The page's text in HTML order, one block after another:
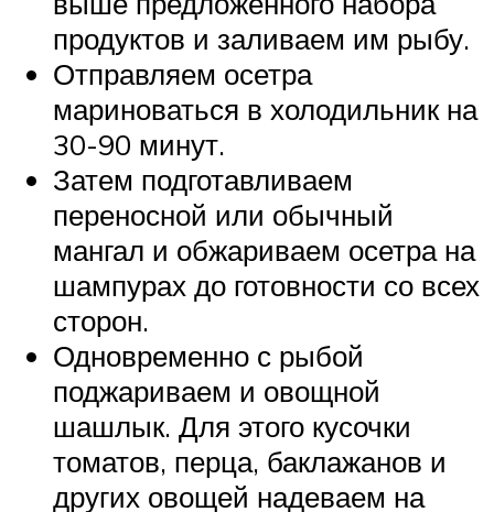
продуктов и заливаем им рыбу.
Отправляем осетра
мариноваться в холодильник на
30-90 минут.
Затем подготавливаем
переносной или обычный
мангал и обжариваем осетра на
шампурах до готовности со всех
сторон.
Одновременно с рыбой
поджариваем и овощной
шашлык. Для этого кусочки
томатов, перца, баклажанов и
других овощей надеваем на